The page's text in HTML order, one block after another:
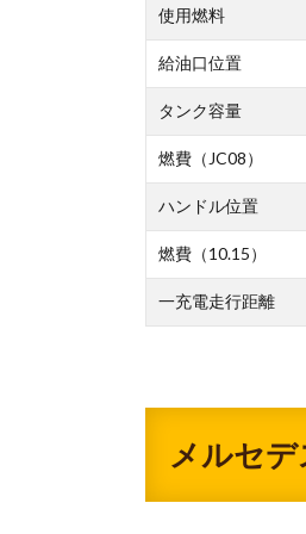
使用燃料
給油口位置
タンク容量
燃費（JC08）
ハンドル位置
燃費（10.15）
一充電走行距離
メルセ